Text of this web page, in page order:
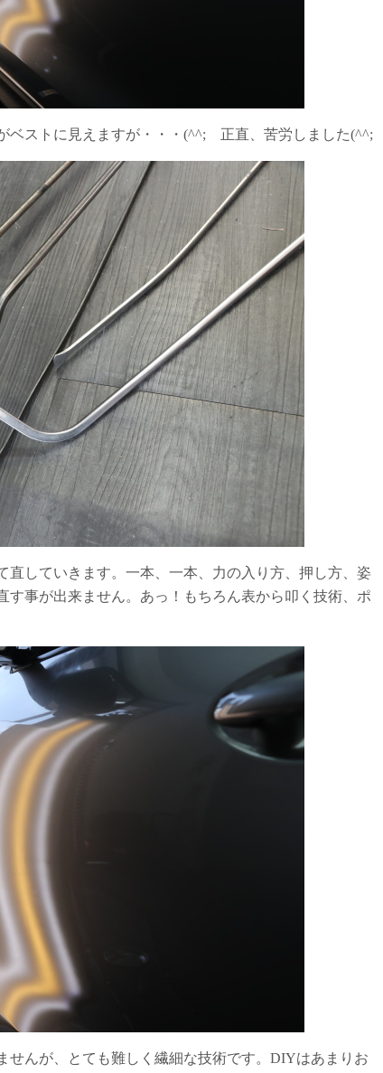
ベストに見えますが・・・(^^; 正直、苦労しました(^^;
していきます。一本、一本、力の入り方、押し方、姿
事が出来ません。あっ！もちろん表から叩く技術、ポ
んが、とても難しく繊細な技術です。DIYはあまりお